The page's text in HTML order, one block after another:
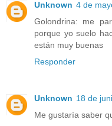
Unknown 4 de
Golondrina: me
porque yo suelo
están muy buenas
Responder
Unknown 18 de
Me gustaría saber